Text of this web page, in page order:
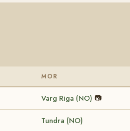
MOR
Varg Riga (NO) 📷
Tundra (NO)